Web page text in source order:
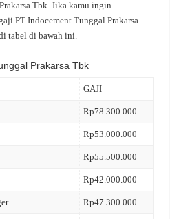
Tbk. Jika kamu ingin
PT Indocement Tunggal Prakarsa
tabel di bawah ini.
Prakarsa Tbk
GAJI
Rp78.300.000
Rp53.000.000
Rp55.500.000
Rp42.000.000
Rp47.300.000